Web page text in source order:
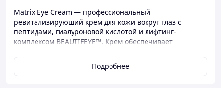
Matrix Eye Cream — профессиональный
ревитализирующий крем для кожи вокруг глаз с
пептидами, гиалуроновой кислотой и лифтинг-
комплексом BEAUTIFEYE™. Крем обеспечивает
помогает уменьшить видимые признаки возрастных
изменений, отечность, морщины и нависание
Подробнее